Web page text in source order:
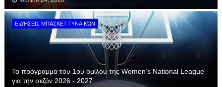
ΕΙΔΉΣΕΙΣ ΜΠΆΣΚΕΤ ΓΥΝΑΙΚΏΝ
Το πρόγραμμα του 1ου ομίλου της Women’s National League
για την σεζόν 2026 - 2027